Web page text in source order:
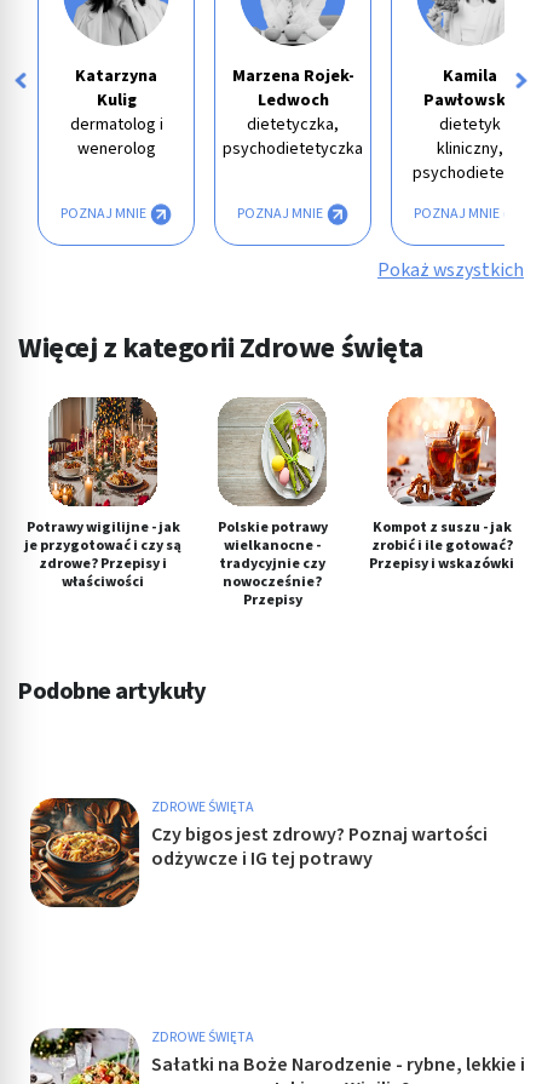
Katarzyna
Kulig
dermatolog i
wenerolog
POZNAJ MNIE
Marzena Rojek-
Ledwoch
dietetyczka,
psychodietetyczka
POZNAJ MNIE
Kamila
Pawłowska
dietetyk
kliniczny,
psychodietetyk
POZNAJ MNIE
Pokaż wszystkich
Więcej z kategorii Zdrowe święta
Potrawy wigilijne - jak
je przygotować i czy są
zdrowe? Przepisy i
właściwości
Polskie potrawy
wielkanocne -
tradycyjnie czy
nowocześnie?
Przepisy
Kompot z suszu - jak
zrobić i ile gotować?
Przepisy i wskazówki
Podobne artykuły
ZDROWE ŚWIĘTA
Czy bigos jest zdrowy? Poznaj wartości
odżywcze i IG tej potrawy
ZDROWE ŚWIĘTA
Sałatki na Boże Narodzenie - rybne, lekkie i